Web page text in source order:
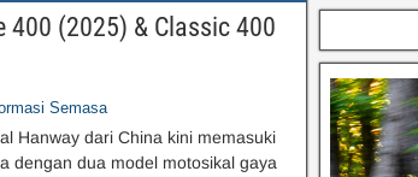
(2025) & Classic 400
Semasa
Hanway dari China kini memasuki
dengan dua model motosikal gaya